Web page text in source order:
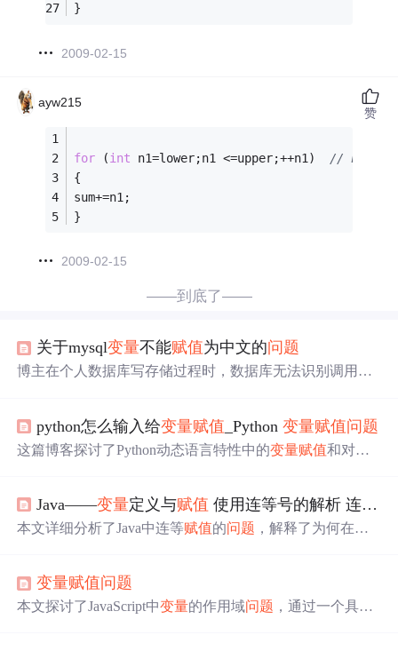
}
2009-02-15
ayw215
for (int n1=lower;n1 <=upper;++n1) // n1换成
{
sum+=n1;
}
2009-02-15
赞
——到底了——
关于mysql变量不能赋值为中文的问题
博主在个人数据库写存储过程时，数据库无法识别调用结
集为utf8后问题解决，强调数据库字符集需修正，会影响变
量赋值结果。
python怎么输入给变量赋值 _Python变量赋值问题
这篇博客探讨了Python动态语言特性中的变量赋值和对象
量 的情况。文章强调了对象属性的改变会影响所有指向该
对象的变量，而对象本身的重新赋值则不会。最后，文章
Java——变量定义与赋值 使用连等号的解析 连等
本文详细分析了Java中连等赋值的问题 ，解释了为何在变
赋值的情况，并从汇编角度加深理解。
变量赋值问题
本文探讨了JavaScript中变量的作用域问题 ，通过一个具体